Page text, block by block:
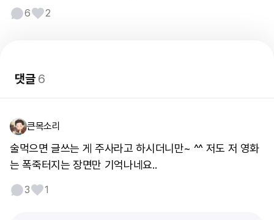
6 2
댓글6
큰목소리
술먹으면 글쓰는 게 주사라고 하시더니만~ ^^ 저도 저 영화
는 폭죽터지는 장면만 기억나네요..
3 1